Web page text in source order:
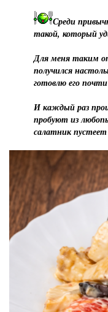
Среди
такой, который
Для меня таким
получился
готовлю его
И каждый раз
пробуют из
салатник